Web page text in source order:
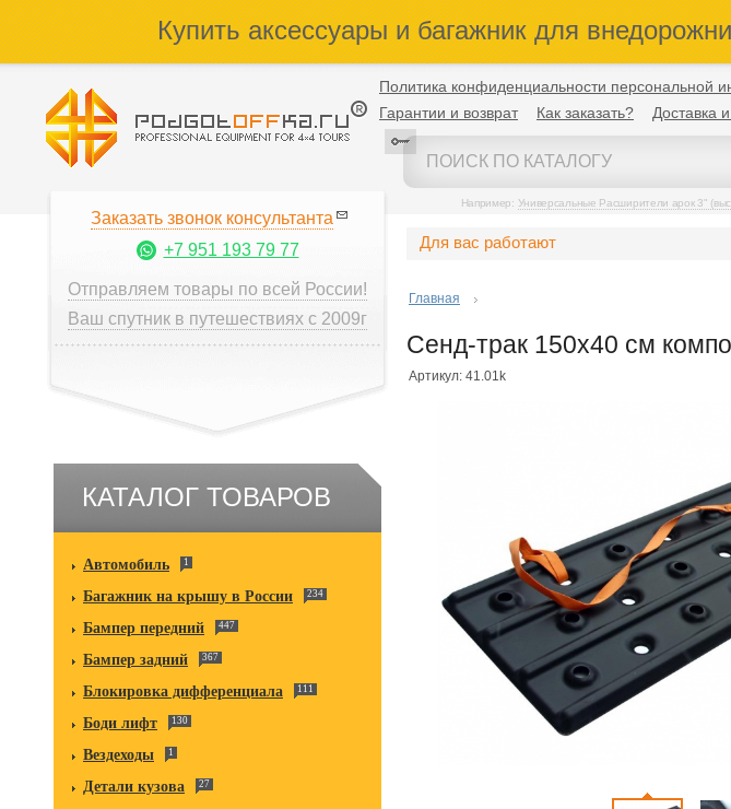
Купить аксессуары и багажник для
Политика конфиденциальности персональной
Гарантии и возврат
Как заказать? Доставка
Например: Универсальные Расширители арок 3"
Заказать звонок консультанта
+7 951 193 79 77
Отправляем товары по всей России!
Ваш спутник в путешествиях с 2009г
КАТАЛОГ ТОВАРОВ
Автомобиль 1
Багажник на крышу в России 234
Бампер передний 447
Бампер задний 367
Блокировка дифференциала 111
Боди лифт 130
Вездеходы 1
Детали кузова 27
Для вас работают
Главная
Сенд-трак 150x40 см
Артикул: 41.01k